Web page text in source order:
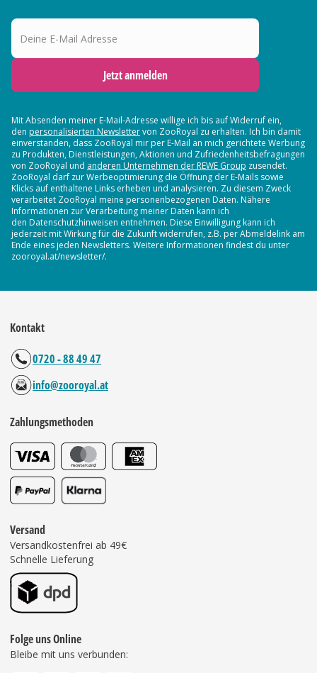
Deine E-Mail Adresse
Jetzt anmelden
Mit Absenden meiner E-Mail-Adresse willige ich bis auf Widerruf ein,
den personalisierten Newslettervon ZooRoyal zu erhalten. Ich bin damit
einverstanden, dass ZooRoyal mir per E-Mail an mich gerichtete Werbung
zu Produkten, Dienstleistungen, Aktionen und Zufriedenheitsbefragungen
von ZooRoyal und anderen Unternehmen der REWE Group zusendet.
ZooRoyal darf zur Werbeoptimierung die Öffnung der E-Mails sowie
Klicks auf enthaltene Links erheben und analysieren. Zu diesem Zweck
verarbeitet ZooRoyal meine personenbezogenen Daten. Nähere
Informationen zur Verarbeitung meiner Daten kann ich
den Datenschutzhinweisen entnehmen. Diese Einwilligung kann ich
jederzeit mit Wirkung für die Zukunft widerrufen, z.B. per Abmeldelink am
Ende eines jeden Newsletters. Weitere Informationen findest du unter
zooroyal.at/newsletter/.
Kontakt
0720 - 88 49 47
info@zooroyal.at
Zahlungsmethoden
Versand
Versandkostenfrei ab 49€
Schnelle Lieferung
Folge uns Online
Bleibe mit uns verbunden: